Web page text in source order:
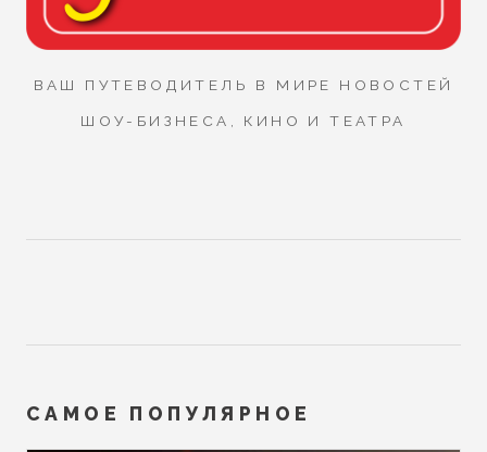
ВАШ ПУТЕВОДИТЕЛЬ В МИРЕ НОВОСТЕЙ
ШОУ-БИЗНЕСА, КИНО И ТЕАТРА
САМОЕ ПОПУЛЯРНОЕ